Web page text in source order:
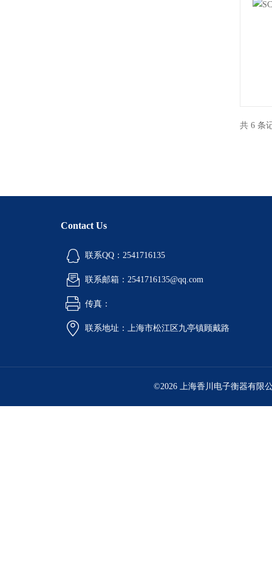
共 6 条
Contact Us
联系QQ：2541716135
联系邮箱：2541716135@qq.com
传真：
联系地址：上海市松江区九亭镇顾戴路
©2026 上海香川电子衡器有限